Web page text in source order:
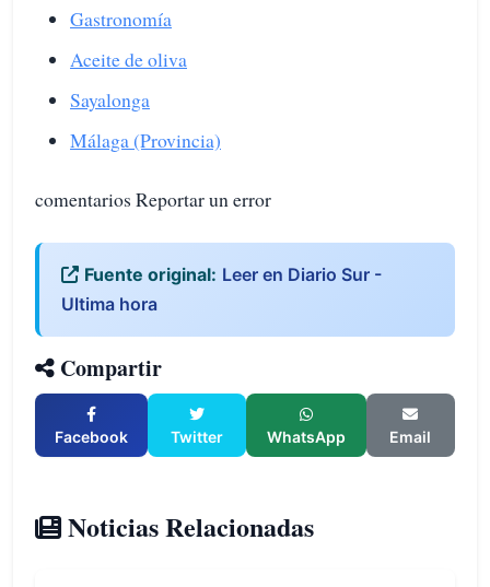
Gastronomía
Aceite de oliva
Sayalonga
Málaga (Provincia)
comentarios Reportar un error
Fuente original: Leer en Diario Sur -
Ultima hora
Compartir
Facebook Twitter WhatsApp Email
Noticias Relacionadas